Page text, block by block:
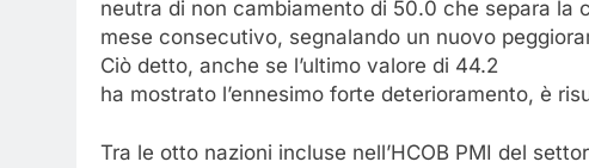
neutra di non cambiamento di 50.0 che separa
mese consecutivo, segnalando un nuovo
Ciò detto, anche se l’ultimo valore di 44.2
ha mostrato l’ennesimo forte deterioramento, è
Tra le otto nazioni incluse nell’HCOB PMI del